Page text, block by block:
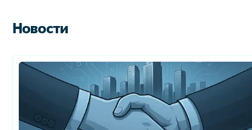
Новости